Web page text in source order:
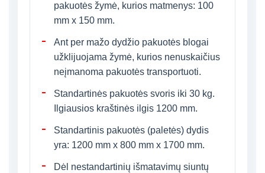
pakuotės žymė, kurios matmenys: 100
mm x 150 mm.
Ant per mažo dydžio pakuotės blogai
užklijuojama žymė, kurios nenuskaičius
neįmanoma pakuotės transportuoti.
Standartinės pakuotės svoris iki 30 kg.
Ilgiausios kraštinės ilgis 1200 mm.
Standartinis pakuotės (paletės) dydis
yra: 1200 mm x 800 mm x 1700 mm.
Dėl nestandartinių išmatavimų siuntų